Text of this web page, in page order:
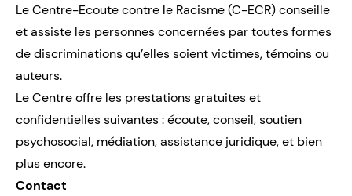
Le Centre-Ecoute contre le Racisme (C-ECR) conseille
et assiste les personnes concernées par toutes formes
de discriminations qu’elles soient victimes, témoins ou
auteurs.
Le Centre offre les prestations gratuites et
confidentielles suivantes : écoute, conseil, soutien
psychosocial, médiation, assistance juridique, et bien
plus encore.
Contact